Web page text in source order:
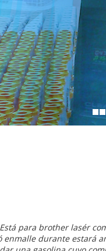
para brother lasér
durante estará